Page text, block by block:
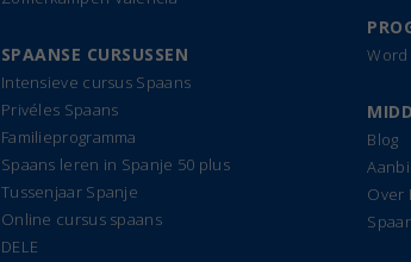
SPAANSE CURSUSSEN
Intensieve cursus Spaans
Privéles Spaans
Familieprogramma
Spaans leren in Spanje 50 plus
Tussenjaar Spanje
Online cursus spaans
DELE
Blog
Over